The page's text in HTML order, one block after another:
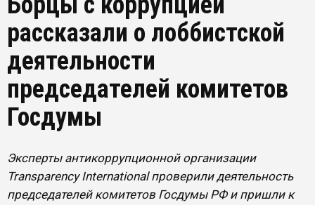
рассказали о лоббистской
деятельности
председателей комитетов
Госдумы
Эксперты антикоррупционной организации
Transparency International проверили деятельность
председателей комитетов Госдумы РФ и пришли к